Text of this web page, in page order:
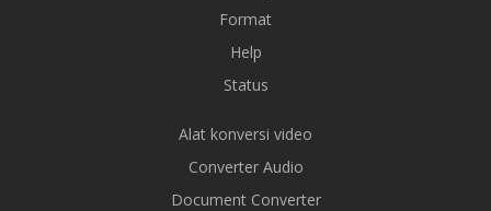
Format
Help
Status
Alat konversi video
Converter Audio
Document Converter